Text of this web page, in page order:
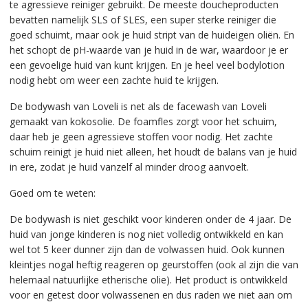
te agressieve reiniger gebruikt. De meeste doucheproducten
bevatten namelijk SLS of SLES, een super sterke reiniger die
goed schuimt, maar ook je huid stript van de huideigen oliën. En
het schopt de pH-waarde van je huid in de war, waardoor je er
een gevoelige huid van kunt krijgen. En je heel veel bodylotion
nodig hebt om weer een zachte huid te krijgen.
De bodywash van Loveli is net als de facewash van Loveli
gemaakt van kokosolie. De foamfles zorgt voor het schuim,
daar heb je geen agressieve stoffen voor nodig. Het zachte
schuim reinigt je huid niet alleen, het houdt de balans van je huid
in ere, zodat je huid vanzelf al minder droog aanvoelt.
Goed om te weten:
De bodywash is niet geschikt voor kinderen onder de 4 jaar. De
huid van jonge kinderen is nog niet volledig ontwikkeld en kan
wel tot 5 keer dunner zijn dan de volwassen huid. Ook kunnen
kleintjes nogal heftig reageren op geurstoffen (ook al zijn die van
helemaal natuurlijke etherische olie). Het product is ontwikkeld
voor en getest door volwassenen en dus raden we niet aan om